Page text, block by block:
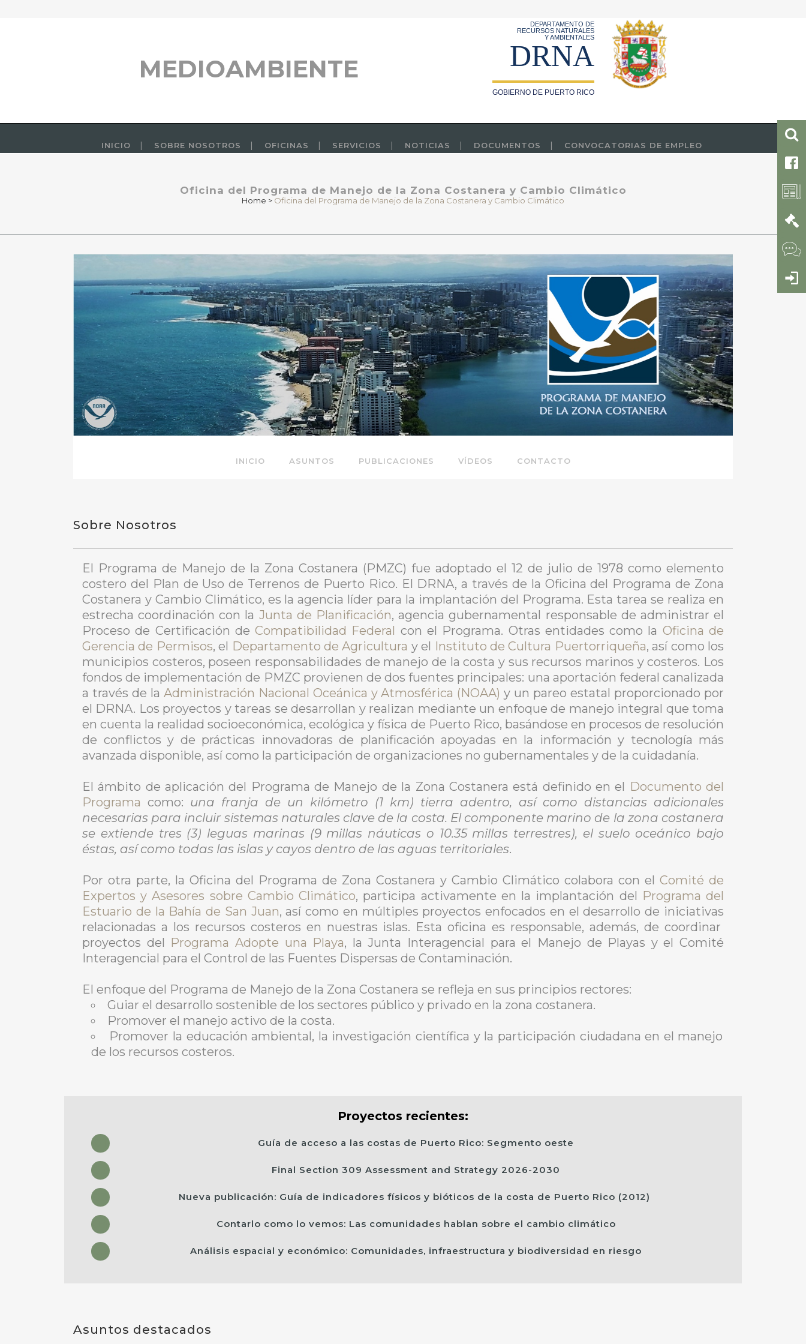
MEDIOAMBIENTE
DEPARTAMENTO DE
RECURSOS NATURALES
Y AMBIENTALES
DRNA
GOBIERNO DE PUERTO RICO
INICIO SOBRE NOSOTROS OFICINAS SERVICIOS NOTICIAS DOCUMENTOS CONVOCATORIAS DE EMPLEO
Oficina del Programa de Manejo de la Zona Costanera y Cambio Climático
Home > Oficina del Programa de Manejo de la Zona Costanera y Cambio Climático
INICIO ASUNTOS PUBLICACIONES VÍDEOS CONTACTO
Sobre Nosotros
El Programa de Manejo de la Zona Costanera (PMZC) fue adoptado el 12 de julio de 1978 como elemento
costero del Plan de Uso de Terrenos de Puerto Rico. El DRNA, a través de la Oficina del Programa de Zona
Costanera y Cambio Climático, es la agencia líder para la implantación del Programa. Esta tarea se realiza en
estrecha coordinación con la Junta de Planificación, agencia gubernamental responsable de administrar el
Proceso de Certificación deCompatibilidad Federal con el Programa. Otras entidades como la Oficina de
Gerencia de Permisos, el Departamento de Agricultura y el Instituto de Cultura Puertorriqueña, así como los
municipios costeros, poseen responsabilidades de manejo de la costa y sus recursos marinos y costeros. Los
fondos de implementación de PMZC provienen de dos fuentes principales: una aportación federal canalizada
a través de la Administración Nacional Oceánica y Atmosférica (NOAA) y un pareo estatal proporcionado por
el DRNA. Los proyectos y tareas se desarrollan y realizan mediante un enfoque de manejo integral que toma
en cuenta la realidad socioeconómica, ecológica y física de Puerto Rico, basándose en procesos de resolución
de conflictos y de prácticas innovadoras de planificación apoyadas en la información y tecnología más
avanzada disponible, así como la participación de organizaciones no gubernamentales y de la cuidadanía.
El ámbito de aplicación del Programa de Manejo de la Zona Costanera está definido en el Documento del
Programa como: una franja de un kilómetro (1 km) tierra adentro, así como distancias adicionales
necesarias para incluir sistemas naturales clave de la costa. El componente marino de la zona costanera
se extiende tres (3) leguas marinas (9 millas náuticas o 10.35 millas terrestres), el suelo oceánico bajo
éstas, así como todas las islas y cayos dentro de las aguas territoriales.
Por otra parte, la Oficina del Programa de Zona Costanera y Cambio Climático colabora con el Comité de
Expertos y Asesores sobre Cambio Climático, participa activamente en la implantación del Programa del
Estuario de la Bahía de San Juan, así como en múltiples proyectos enfocados en el desarrollo de iniciativas
relacionadas a los recursos costeros en nuestras islas. Esta oficina es responsable, además, de coordinar
proyectos del Programa Adopte una Playa, la Junta Interagencial para el Manejo de Playas y el Comité
Interagencial para el Control de las Fuentes Dispersas de Contaminación.
El enfoque del Programa de Manejo de la Zona Costanera se refleja en sus principios rectores:
Guiar el desarrollo sostenible de los sectores público y privado en la zona costanera.
Promover el manejo activo de la costa.
Promover la educación ambiental, la investigación científica y la participación ciudadana en el manejo
de los recursos costeros.
Proyectos recientes:
Guía de acceso a las costas de Puerto Rico: Segmento oeste
Final Section 309 Assessment and Strategy 2026-2030
Nueva publicación: Guía de indicadores físicos y bióticos de la costa de Puerto Rico (2012)
Contarlo como lo vemos: Las comunidades hablan sobre el cambio climático
Análisis espacial y económico: Comunidades, infraestructura y biodiversidad en riesgo
Asuntos destacados